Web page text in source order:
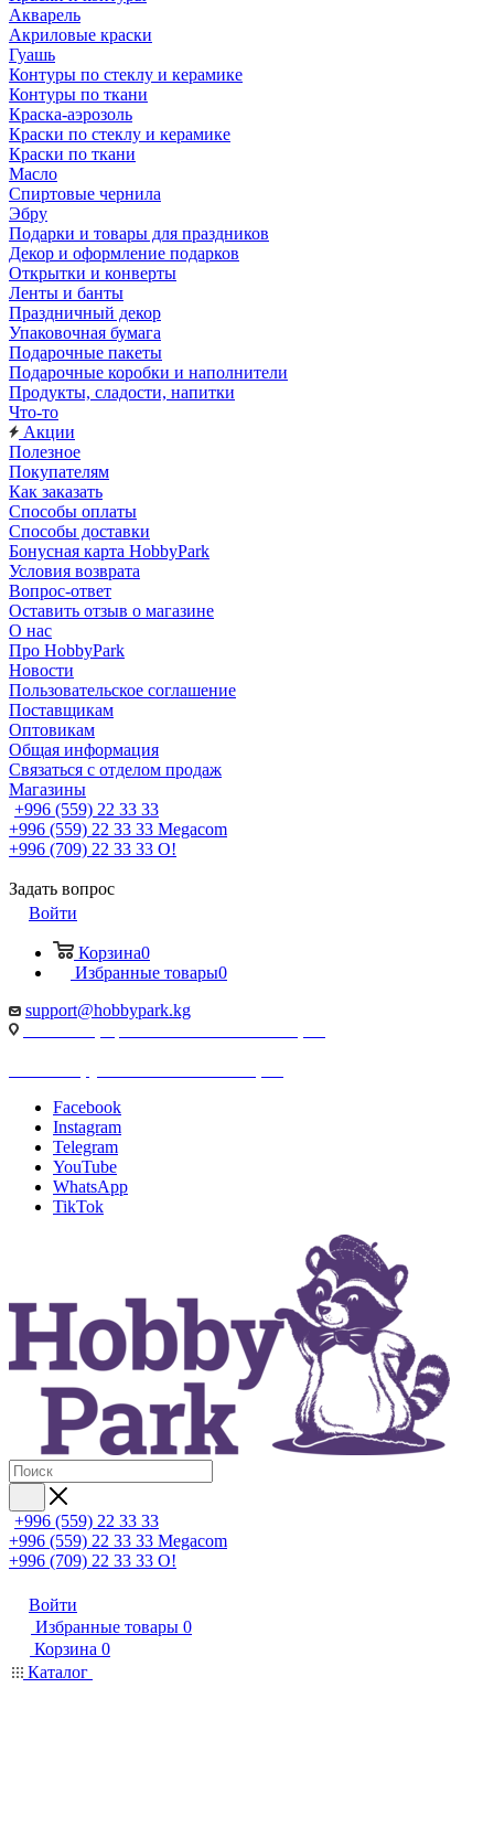
Акварель
Акриловые краски
Гуашь
Контуры по стеклу и керамике
Контуры по ткани
Краска-аэрозоль
Краски по стеклу и керамике
Краски по ткани
Масло
Спиртовые чернила
Эбру
Подарки и товары для праздников
Декор и оформление подарков
Открытки и конверты
Ленты и банты
Праздничный декор
Упаковочная бумага
Подарочные пакеты
Подарочные коробки и наполнители
Продукты, сладости, напитки
Что-то
Акции
Полезное
Покупателям
Как заказать
Способы оплаты
Способы доставки
Бонусная карта HobbyPark
Условия возврата
Вопрос-ответ
Оставить отзыв о магазине
О нас
Про HobbyPark
Новости
Пользовательское соглашение
Поставщикам
Оптовикам
Общая информация
Связаться с отделом продаж
Магазины
+996 (559) 22 33 33
+996 (559) 22 33 33 Megacom
+996 (709) 22 33 33 O!
Задать вопрос
Войти
Корзина0
Избранные товары0
support@hobbypark.kg
Facebook
Instagram
Telegram
YouTube
WhatsApp
TikTok
+996 (559) 22 33 33
+996 (559) 22 33 33 Megacom
+996 (709) 22 33 33 O!
Войти
Избранные товары 0
Корзина 0
Каталог